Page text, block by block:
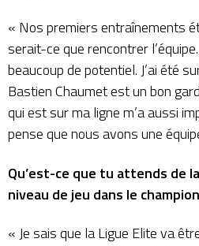
« Nos premiers entraînements
serait-ce que rencontrer
beaucoup de potentiel. J’ai été
Bastien Chaumet est un bon
qui est sur ma ligne m’a aussi
pense que nous avons une
Qu’est-ce que tu attends de
niveau de jeu dans le
« Je sais que la Ligue Elite va